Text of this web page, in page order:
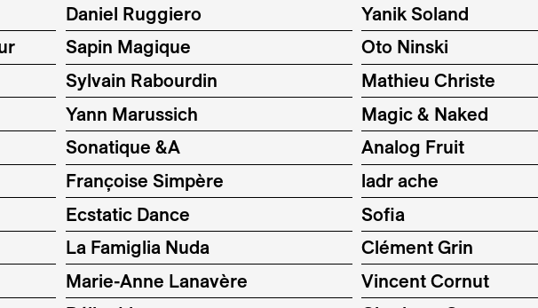
Daniel Ruggiero Yanik Soland
Sapin Magique Oto Ninski
Sylvain Rabourdin Mathieu Christe
Yann Marussich Magic & Naked
Sonatique &A Analog Fruit
Françoise Simpère ladr ache
Ecstatic Dance Sofia
La Famiglia Nuda Clément Grin
Marie-Anne Lanavère Vincent Cornut